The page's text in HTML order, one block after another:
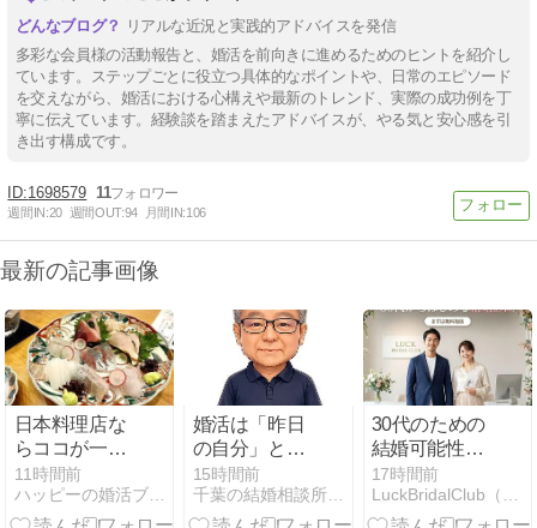
リアルな近況と実践的アドバイスを発信
多彩な会員様の活動報告と、婚活を前向きに進めるためのヒントを紹介し
ています。ステップごとに役立つ具体的なポイントや、日常のエピソード
を交えながら、婚活における心構えや最新のトレンド、実際の成功例を丁
寧に伝えています。経験談を踏まえたアドバイスが、やる気と安心感を引
き出す構成です。
1698579 11
週間IN:20 週間OUT:94 月間IN:106
最新の記事画像
日本料理店な
らココが一
番！
11時間前
婚活は「昨日
の自分」と比
べよう《婚活
男性の成長戦
略シリーズ
15時間前
千葉の結婚相談所「アシストワン船橋」サトウから！
30代のための
結婚可能性診
断｜ラックブ
ライダルクラ
ブ
17時間前